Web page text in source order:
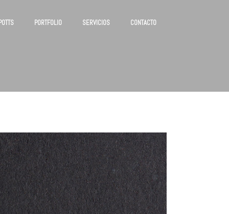
PORTFOLIO SERVICIOS CONTACTO